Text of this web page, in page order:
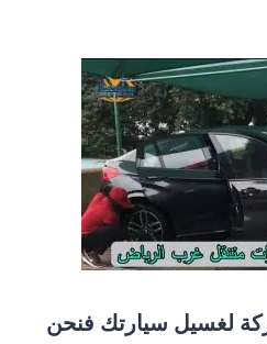
لغسيل سيارتك فنحن